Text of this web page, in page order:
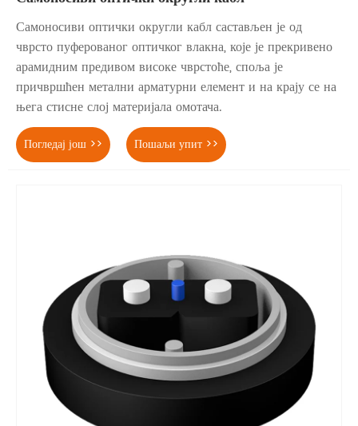
Самоносиви оптички округли кабл састављен је од
чврсто пуферованог оптичког влакна, које је прекривено
арамидним предивом високе чврстоће, споља је
причвршћен метални арматурни елемент и на крају се на
њега стисне слој материјала омотача.
Погледај још >> Пошаљи упит >>